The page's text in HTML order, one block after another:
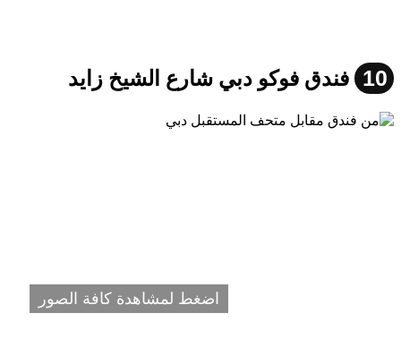
10 فندق فوكو دبي شارع الشيخ زايد
اضغط لمشاهدة كافة الصور